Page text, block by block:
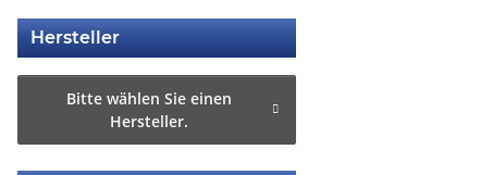
Hersteller
Bitte wählen Sie einen
Hersteller.